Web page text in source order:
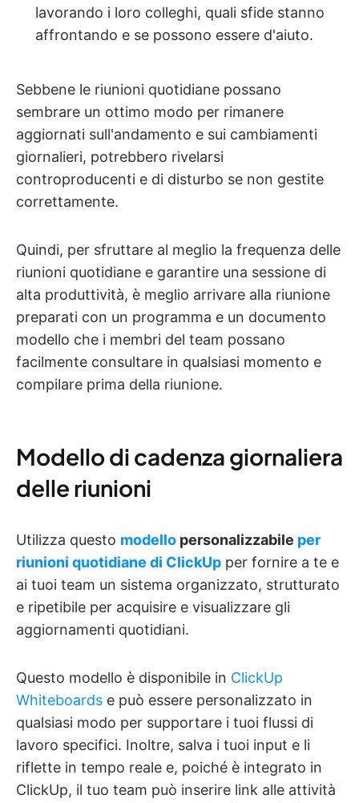
lavorando i loro colleghi, quali sfide stanno
affrontando e se possono essere d'aiuto.
Sebbene le riunioni quotidiane possano
sembrare un ottimo modo per rimanere
aggiornati sull'andamento e sui cambiamenti
giornalieri, potrebbero rivelarsi
controproducenti e di disturbo se non gestite
correttamente.
Quindi, per sfruttare al meglio la frequenza delle
riunioni quotidiane e garantire una sessione di
alta produttività, è meglio arrivare alla riunione
preparati con un programma e un documento
modello che i membri del team possano
facilmente consultare in qualsiasi momento e
compilare prima della riunione.
Modello di cadenza giornaliera
delle riunioni
Utilizza questo modello personalizzabile per
riunioni quotidiane di ClickUp per fornire a te e
ai tuoi team un sistema organizzato, strutturato
e ripetibile per acquisire e visualizzare gli
aggiornamenti quotidiani.
Questo modello è disponibile in ClickUp
Whiteboards e può essere personalizzato in
qualsiasi modo per supportare i tuoi flussi di
lavoro specifici. Inoltre, salva i tuoi input e li
riflette in tempo reale e, poiché è integrato in
ClickUp, il tuo team può inserire link alle attività